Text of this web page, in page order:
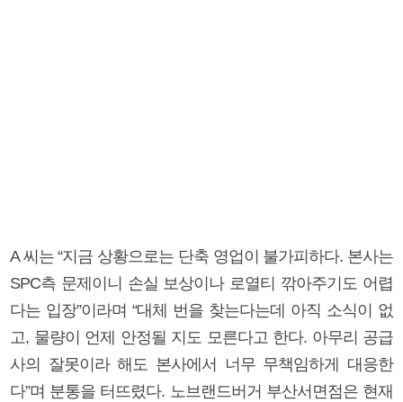
A 씨는 “지금 상황으로는 단축 영업이 불가피하다. 본사는
SPC측 문제이니 손실 보상이나 로열티 깎아주기도 어렵
다는 입장”이라며 “대체 번을 찾는다는데 아직 소식이 없
고, 물량이 언제 안정될 지도 모른다고 한다. 아무리 공급
사의 잘못이라 해도 본사에서 너무 무책임하게 대응한
다”며 분통을 터뜨렸다. 노브랜드버거 부산서면점은 현재